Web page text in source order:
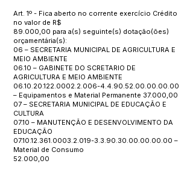
Art. 1º - Fica aberto no corrente exercício Crédito
no valor de R$
89.000,00 para a(s) seguinte(s) dotação(ões)
orçamentária(s):
06 – SECRETARIA MUNICIPAL DE AGRICULTURA E
MEIO AMBIENTE
06.10 – GABINETE DO SCRETARIO DE
AGRICULTURA E MEIO AMBIENTE
06.10.20.122.0002.2.006-4.4.90.52.00.00.00.00
– Equipamentos e Material Permanente 37.000,00
07 – SECRETARIA MUNICIPAL DE EDUCAÇÃO E
CULTURA
07.10 – MANUTENÇÃO E DESENVOLVIMENTO DA
EDUCAÇÃO
07.10.12.361.0003.2.019-3.3.90.30.00.00.00.00 –
Material de Consumo
52.000,00